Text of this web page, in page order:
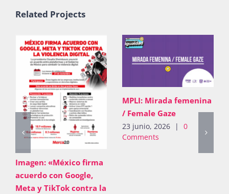
Related Projects
Imagen: «México firma
acuerdo con Google,
Meta y TikTok contra la
MPLI: Mirada femenina
/ Female Gaze
23 junio, 2026 |
0
Comments